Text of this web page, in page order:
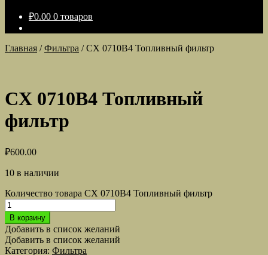
₽0.00 0 товаров
Главная /Фильтра /CX 0710B4 Топливный фильтр
CX 0710B4 Топливный
фильтр
₽600.00
10 в наличии
Количество товара CX 0710B4 Топливный фильтр
В корзину
Добавить в список желаний
Добавить в список желаний
Категория: Фильтра